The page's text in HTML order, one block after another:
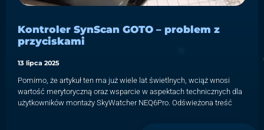
Kontroler SynScan GOTO – problem z
przyciskami
13 lipca 2025
Pomimo, że artykuł ten ma już wiele lat świetlnych, wciąż wnosi
wartość merytoryczną oraz wsparcie w aspektach technicznych dla
użytkowników montaży SkyWatcher NEQ6Pro. Odświeżona treść